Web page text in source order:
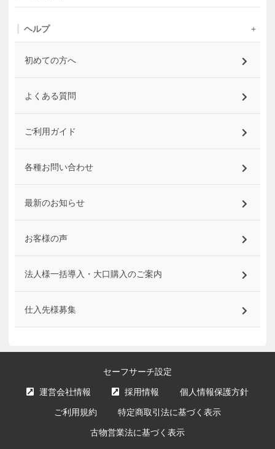
ヘルプ
初めての方へ
よくある質問
ご利用ガイド
各種お問い合わせ
最新のお知らせ
お客様の声
法人様一括導入・大口購入のご案内
仕入先様募集
セーフサーチ設定
運営会社情報 採用情報 個人情報保護方針
ご利用規約 特定商取引法に基づく表示
古物営業法に基づく表示